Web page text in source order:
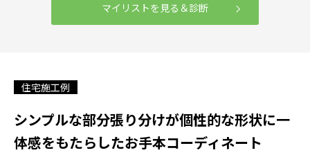
マイリストを見る＆診断
住宅施工例
シンプルな部分張り分けが個性的な形状に一
体感をもたらしたお手本コーディネート